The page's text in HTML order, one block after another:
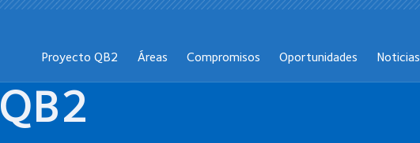
Proyecto QB2 Áreas Compromisos Oportunidades Noticias
QB2